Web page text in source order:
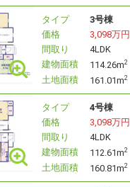
タイプ
3号棟
価格
3,098万円
間取り
4LDK
建物面積
114.26m2
土地面積 161.01m2
タイプ
4号棟
価格
3,098万円
間取り
4LDK
建物面積
112.61m2
土地面積 160.81m2